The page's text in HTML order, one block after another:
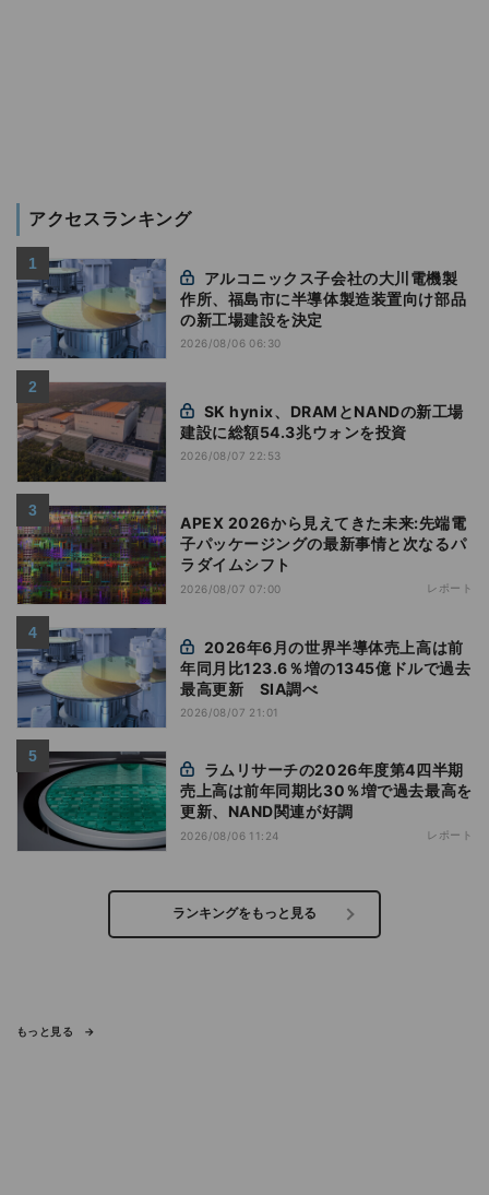
アクセスランキング
作所、福島市に半導体製造装置向け部品
の新工場建設を決定
2026/08/06 06:30
建設に総額54.3兆ウォンを投資
2026/08/07 22:53
APEX 2026から見えてきた未来:先端電
子パッケージングの最新事情と次なるパ
ラダイムシフト
2026/08/07 07:00 レポート
年同月比123.6％増の1345億ドルで過去
最高更新 SIA調べ
2026/08/07 21:01
売上高は前年同期比30％増で過去最高を
更新、NAND関連が好調
2026/08/06 11:24 レポート
ランキングをもっと見る
もっと見る